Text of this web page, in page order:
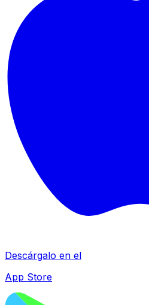
Descárgalo en el
App Store